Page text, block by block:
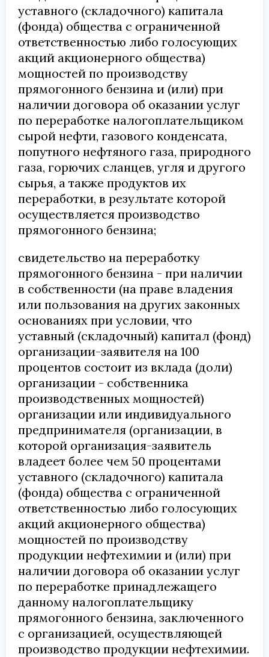
уставного (складочного) капитала
(фонда) общества с ограниченной
ответственностью либо голосующих
акций акционерного общества)
мощностей по производству
прямогонного бензина и (или) при
наличии договора об оказании услуг
по переработке налогоплательщиком
сырой нефти, газового конденсата,
попутного нефтяного газа, природного
газа, горючих сланцев, угля и другого
сырья, а также продуктов их
переработки, в результате которой
осуществляется производство
прямогонного бензина;
свидетельство на переработку
прямогонного бензина - при наличии
в собственности (на праве владения
или пользования на других законных
основаниях при условии, что
уставный (складочный) капитал (фонд)
организации-заявителя на 100
процентов состоит из вклада (доли)
организации - собственника
производственных мощностей)
организации или индивидуального
предпринимателя (организации, в
которой организация-заявитель
владеет более чем 50 процентами
уставного (складочного) капитала
(фонда) общества с ограниченной
ответственностью либо голосующих
акций акционерного общества)
мощностей по производству
продукции нефтехимии и (или) при
наличии договора об оказании услуг
по переработке принадлежащего
данному налогоплательщику
прямогонного бензина, заключенного
с организацией, осуществляющей
производство продукции нефтехимии.